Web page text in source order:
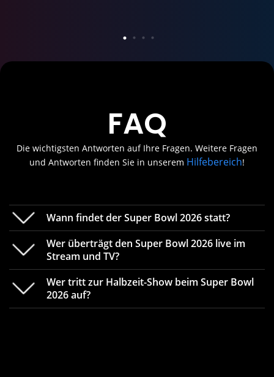
FAQ
Die wichtigsten Antworten auf Ihre Fragen. Weitere Fragen
und Antworten finden Sie in unserem Hilfebereich!
Wann findet der Super Bowl 2026 statt?
Am Montag, den 9. Februar 2026 um 00:30 Uhr
Wer überträgt den Super Bowl 2026 live im
Stream und TV?
Wer tritt zur Halbzeit-Show beim Super Bowl
2026 auf?